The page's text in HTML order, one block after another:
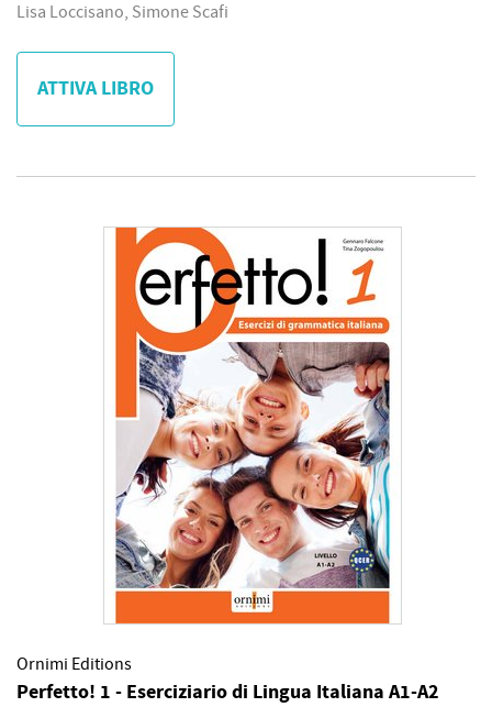
Lisa Loccisano, Simone Scafi
ATTIVA LIBRO
Ornimi Editions
Perfetto! 1 - Eserciziario di Lingua Italiana A1-A2